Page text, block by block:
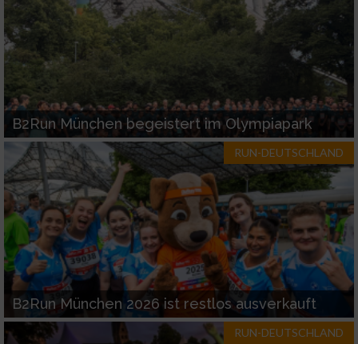
B2Run München begeistert im Olympiapark
RUN-DEUTSCHLAND
B2Run München 2026 ist restlos ausverkauft
RUN-DEUTSCHLAND